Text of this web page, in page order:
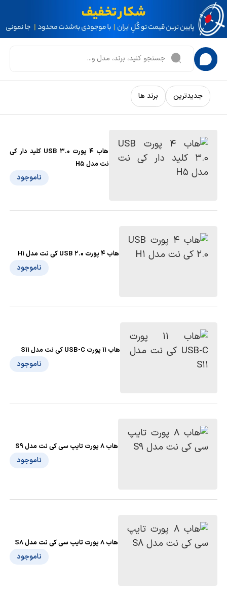
جدیدترین برند ها
هاب 4 پورت USB 3.0 کلید دار کی
نت مدل H5
ناموجود
هاب 4 پورت USB 2.0 کی نت مدل H1
ناموجود
هاب 11 پورت USB-C کی نت مدل S11
ناموجود
هاب 8 پورت تایپ سی کی نت مدل S9
ناموجود
هاب 8 پورت تایپ سی کی نت مدل S8
ناموجود